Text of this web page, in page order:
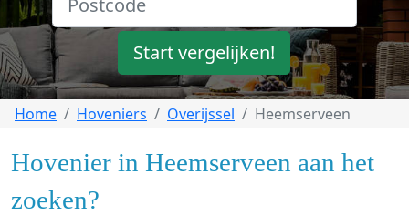
Start vergelijken!
Home Hoveniers Overijssel Heemserveen
Hovenier in Heemserveen aan het
zoeken?